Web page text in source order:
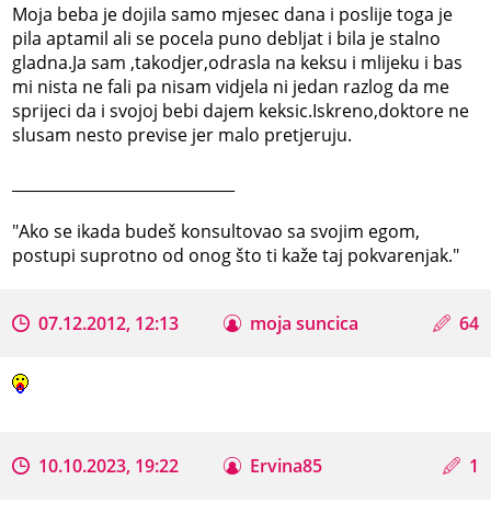
Moja beba je dojila samo mjesec dana i poslije toga je
pila aptamil ali se pocela puno debljat i bila je stalno
gladna.Ja sam ,takodjer,odrasla na keksu i mlijeku i bas
mi nista ne fali pa nisam vidjela ni jedan razlog da me
sprijeci da i svojoj bebi dajem keksic.Iskreno,doktore ne
slusam nesto previse jer malo pretjeruju.
"Ako se ikada budeš konsultovao sa svojim egom,
postupi suprotno od onog što ti kaže taj pokvarenjak."
07.12.2012, 12:13 moja suncica 64
10.10.2023, 19:22 Ervina85 1